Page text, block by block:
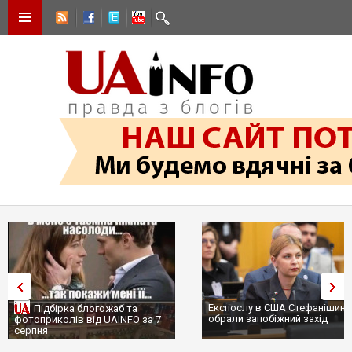
Підбірка блогожаб та
фотоприколів від UAINFO за 7
серпня
Експослу в США
обрали запобіжний захід